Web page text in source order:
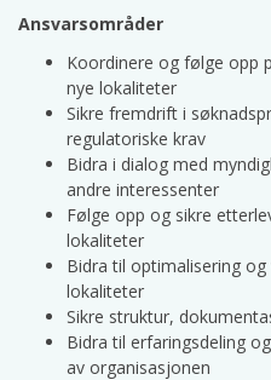
Ansvarsområder
Koordinere og følge opp
nye lokaliteter
Sikre fremdrift i
regulatoriske krav
Bidra i dialog med
andre interessenter
Følge opp og sikre
lokaliteter
Bidra til optimalisering
lokaliteter
Sikre struktur,
Bidra til erfaringsdeling
av organisasjonen